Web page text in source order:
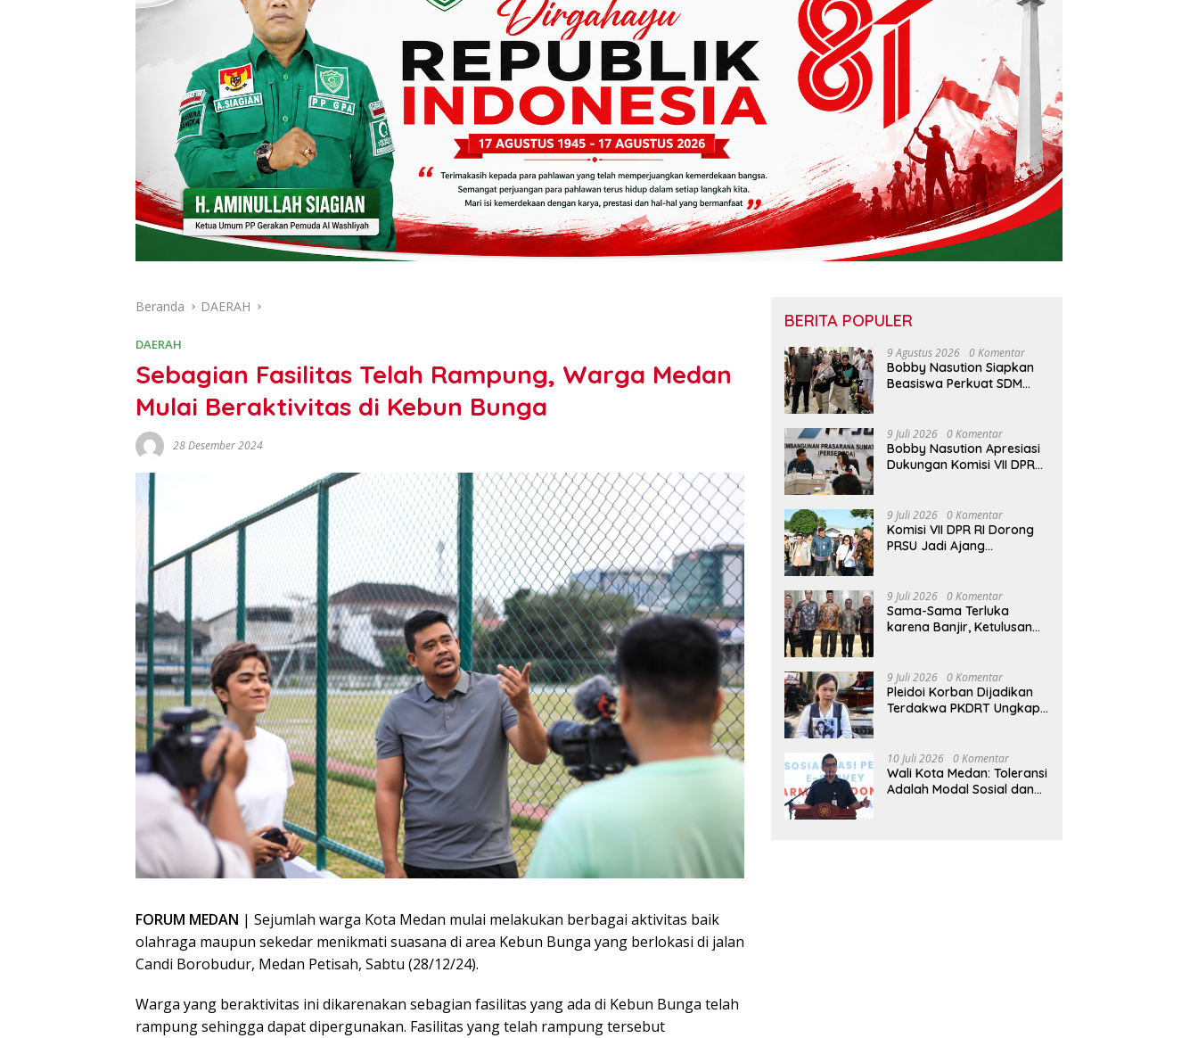
Beranda DAERAH
DAERAH
Sebagian Fasilitas Telah Rampung, Warga Medan
Mulai Beraktivitas di Kebun Bunga
28 Desember 2024
FORUM MEDAN | Sejumlah warga Kota Medan mulai melakukan berbagai aktivitas baik
olahraga maupun sekedar menikmati suasana di area Kebun Bunga yang berlokasi di jalan
Candi Borobudur, Medan Petisah, Sabtu (28/12/24).
Warga yang beraktivitas ini dikarenakan sebagian fasilitas yang ada di Kebun Bunga telah
rampung sehingga dapat dipergunakan. Fasilitas yang telah rampung tersebut
BERITA POPULER
9 Agustus 2026 0 Komentar
Bobby Nasution Siapkan
Beasiswa Perkuat SDM
9 Juli 2026 0 Komentar
Bobby Nasution Apresiasi
Dukungan Komisi VII DPR
9 Juli 2026 0 Komentar
Komisi VII DPR RI Dorong
PRSU Jadi Ajang
9 Juli 2026 0 Komentar
Sama-Sama Terluka
karena Banjir, Ketulusan
9 Juli 2026 0 Komentar
Pleidoi Korban Dijadikan
Terdakwa PKDRT Ungkap
10 Juli 2026 0 Komentar
Wali Kota Medan: Toleransi
Adalah Modal Sosial dan